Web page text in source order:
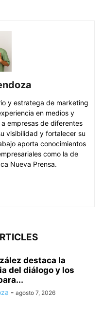
y estratega de marketing
en medios y
empresas de diferentes
visibilidad y fortalecer su
aporta conocimientos
como la de
Nueva Prensa.
destaca la
del diálogo y los
- agosto 7, 2026